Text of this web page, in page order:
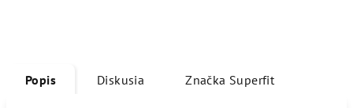
Popis Diskusia Značka Superfit